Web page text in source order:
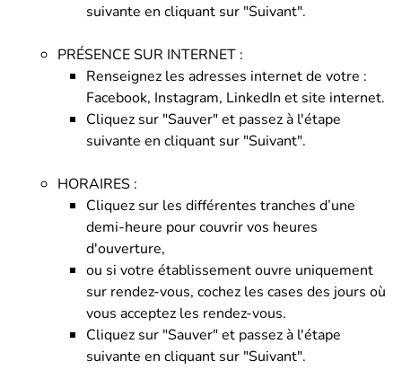
suivante en cliquant sur "Suivant".
PRÉSENCE SUR INTERNET :
Renseignez les adresses internet de votre :
Facebook, Instagram, LinkedIn et site internet.
Cliquez sur "Sauver" et passez à l'étape
suivante en cliquant sur "Suivant".
HORAIRES :
Cliquez sur les différentes tranches d’une
demi-heure pour couvrir vos heures
d'ouverture,
ou si votre établissement ouvre uniquement
sur rendez-vous, cochez les cases des jours où
vous acceptez les rendez-vous.
Cliquez sur "Sauver" et passez à l'étape
suivante en cliquant sur "Suivant".